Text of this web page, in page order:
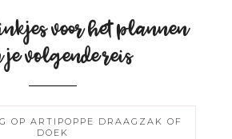
voor het plannen
je volgende reis
OP ARTIPOPPE DRAAGZAK OF
DOEK